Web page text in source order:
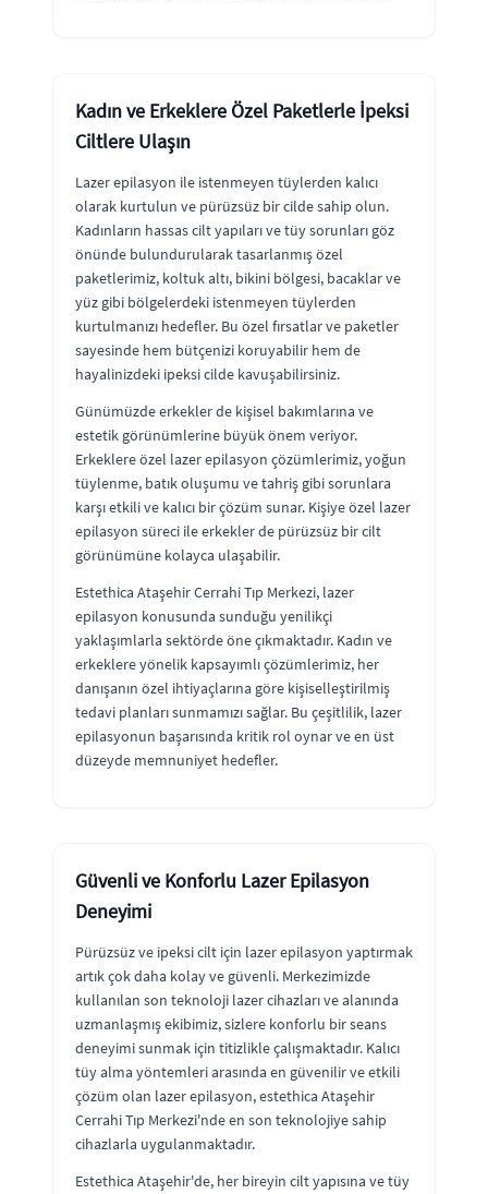
Kadın ve Erkeklere Özel Paketlerle İpeksi
Ciltlere Ulaşın
Lazer epilasyon ile istenmeyen tüylerden kalıcı
olarak kurtulun ve pürüzsüz bir cilde sahip olun.
Kadınların hassas cilt yapıları ve tüy sorunları göz
önünde bulundurularak tasarlanmış özel
paketlerimiz, koltuk altı, bikini bölgesi, bacaklar ve
yüz gibi bölgelerdeki istenmeyen tüylerden
kurtulmanızı hedefler. Bu özel fırsatlar ve paketler
sayesinde hem bütçenizi koruyabilir hem de
hayalinizdeki ipeksi cilde kavuşabilirsiniz.
Günümüzde erkekler de kişisel bakımlarına ve
estetik görünümlerine büyük önem veriyor.
Erkeklere özel lazer epilasyon çözümlerimiz, yoğun
tüylenme, batık oluşumu ve tahriş gibi sorunlara
karşı etkili ve kalıcı bir çözüm sunar. Kişiye özel lazer
epilasyon süreci ile erkekler de pürüzsüz bir cilt
görünümüne kolayca ulaşabilir.
Estethica Ataşehir Cerrahi Tıp Merkezi, lazer
epilasyon konusunda sunduğu yenilikçi
yaklaşımlarla sektörde öne çıkmaktadır. Kadın ve
erkeklere yönelik kapsayımlı çözümlerimiz, her
danışanın özel ihtiyaçlarına göre kişiselleştirilmiş
tedavi planları sunmamızı sağlar. Bu çeşitlilik, lazer
epilasyonun başarısında kritik rol oynar ve en üst
düzeyde memnuniyet hedefler.
Güvenli ve Konforlu Lazer Epilasyon
Deneyimi
Pürüzsüz ve ipeksi cilt için lazer epilasyon yaptırmak
artık çok daha kolay ve güvenli. Merkezimizde
kullanılan son teknoloji lazer cihazları ve alanında
uzmanlaşmış ekibimiz, sizlere konforlu bir seans
deneyimi sunmak için titizlikle çalışmaktadır. Kalıcı
tüy alma yöntemleri arasında en güvenilir ve etkili
çözüm olan lazer epilasyon, estethica Ataşehir
Cerrahi Tıp Merkezi'nde en son teknolojiye sahip
cihazlarla uygulanmaktadır.
Estethica Ataşehir'de, her bireyin cilt yapısına ve tüy